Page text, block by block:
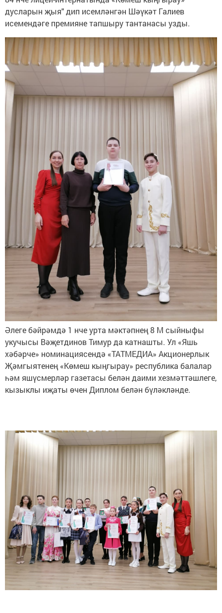
дусларын җыя" дип исемләнгән Шәүкәт Галиев
исемендәге премияне тапшыру тантанасы узды.
Әлеге бәйрәмдә 1 нче урта мәктәпнең 8 М сыйныфы
укучысы Вәҗетдинов Тимур да катнашты. Ул «Яшь
хәбәрче» номинациясендә «ТАТМЕДИА» Акционерлык
Җәмгыятенең «Көмеш кыңгырау» республика балалар
һәм яшүсмерләр газетасы белән даими хезмәттәшлеге,
кызыклы иҗаты өчен Диплом белән бүләкләнде.